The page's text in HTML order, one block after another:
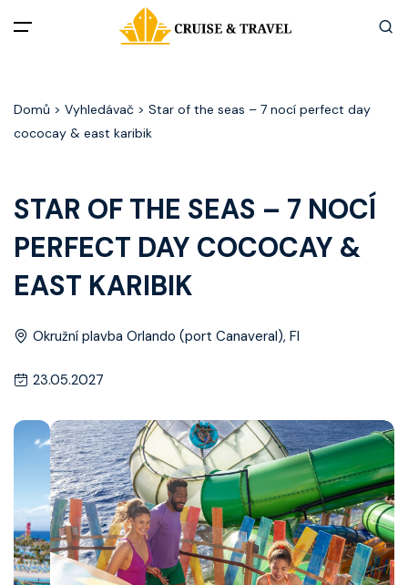
Akční nabídky
Zážitky z plaveb
Užitečné informace
Články
Kontakt
Vyhledat plavbu
Domů > Vyhledávač > Star of the seas – 7 nocí perfect day
cococay & east karibik
STAR OF THE SEAS – 7 NOCÍ
PERFECT DAY COCOCAY &
EAST KARIBIK
Okružní plavba Orlando (port Canaveral), Fl
23.05.2027